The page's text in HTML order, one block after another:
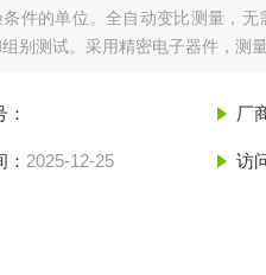
件的单位。全自动变比测量，
别测试。采用精密电子器件，测
厂
2025-12-25 访